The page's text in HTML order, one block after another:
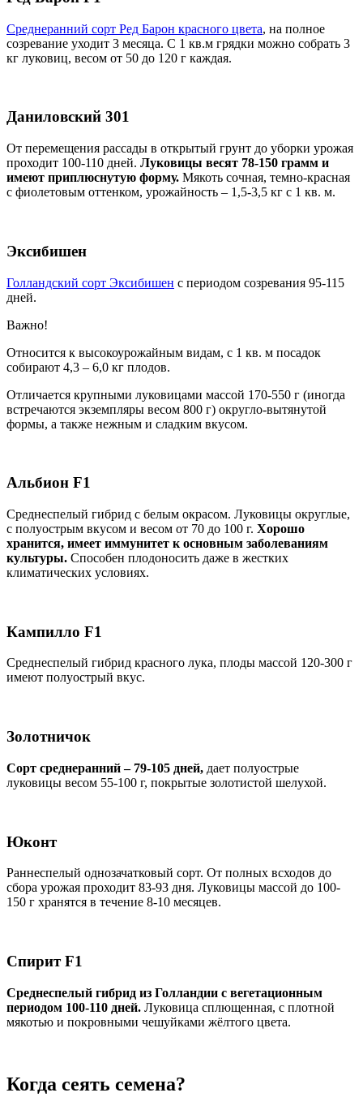
Среднеранний сорт Ред Барон красного цвета, на полное
созревание уходит 3 месяца. С 1 кв.м грядки можно собрать 3
кг луковиц, весом от 50 до 120 г каждая.
Даниловский 301
От перемещения рассады в открытый грунт до уборки урожая
проходит 100-110 дней. Луковицы весят 78-150 грамм и
имеют приплюснутую форму. Мякоть сочная, темно-красная
с фиолетовым оттенком, урожайность – 1,5-3,5 кг с 1 кв. м.
Эксибишен
Голландский сорт Эксибишен с периодом созревания 95-115
дней.
Важно!
Относится к высокоурожайным видам, с 1 кв. м посадок
собирают 4,3 – 6,0 кг плодов.
Отличается крупными луковицами массой 170-550 г (иногда
встречаются экземпляры весом 800 г) округло-вытянутой
формы, а также нежным и сладким вкусом.
Альбион F1
Среднеспелый гибрид с белым окрасом. Луковицы округлые,
с полуострым вкусом и весом от 70 до 100 г. Хорошо
хранится, имеет иммунитет к основным заболеваниям
культуры. Способен плодоносить даже в жестких
климатических условиях.
Кампилло F1
Среднеспелый гибрид красного лука, плоды массой 120-300 г
имеют полуострый вкус.
Золотничок
Сорт среднеранний – 79-105 дней, дает полуострые
луковицы весом 55-100 г, покрытые золотистой шелухой.
Юконт
Раннеспелый однозачатковый сорт. От полных всходов до
сбора урожая проходит 83-93 дня. Луковицы массой до 100-
150 г хранятся в течение 8-10 месяцев.
Спирит F1
Среднеспелый гибрид из Голландии с вегетационным
периодом 100-110 дней. Луковица сплющенная, с плотной
мякотью и покровными чешуйками жёлтого цвета.
Когда сеять семена?